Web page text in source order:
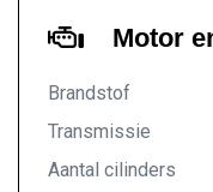
Motor
Brandstof
Transmissie
Aantal cilinders